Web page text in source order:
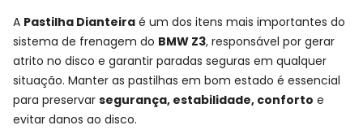
A Pastilha Dianteira é um dos itens mais importantes do
sistema de frenagem do BMW Z3, responsável por gerar
atrito no disco e garantir paradas seguras em qualquer
situação. Manter as pastilhas em bom estado é essencial
para preservar segurança, estabilidade, conforto e
evitar danos ao disco.